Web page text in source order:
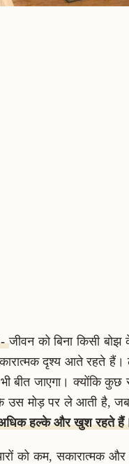
-जीवन को बिना किसी
दृश्य आते रहते हैं।
जाएगा। क्योंकि कुछ
उस मोड़ पर ले आती है,
अधिक हल्के और खुश रहते
को कम, सकारात्मक